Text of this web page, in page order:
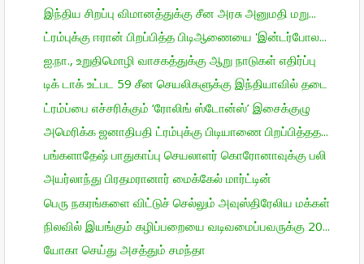
இந்திய சிறப்பு விமானத்துக்கு சீன அரசு அனுமதி மறு...
ட்ரம்புக்கு ஈரான் பிறப்பித்த பிடிஆணையை 'இன்டர்போல...
ஐ.நா., உறுதிமொழி வாசகத்துக்கு ஆறு நாடுகள் எதிர்ப்பு
டிக் டாக் உட்பட 59 சீன செயலிகளுக்கு இந்தியாவில் தடை
ட்ரம்ப்பை எச்சரிக்கும் ‘ரோலிங் ஸ்டோன்ஸ்’ இசைக்குழு
அமெரிக்க ஜனாதிபதி ட்ரம்புக்கு பிடியாணை பிறப்பித்தத...
பங்களாதேஷ் பாதுகாப்பு செயலாளர் கொரோனாவுக்கு பலி
அயர்லாந்து பிரதமரானார் மைக்கேல் மார்ட்டின்
பெரு நகரங்களை விட்டுச் செல்லும் அவுஸ்திரேலிய மக்கள்
நிலவில் இயங்கும் கழிப்பறையை வடிவமைப்பவருக்கு 20...
யோகா செய்து அசத்தும் சமந்தா